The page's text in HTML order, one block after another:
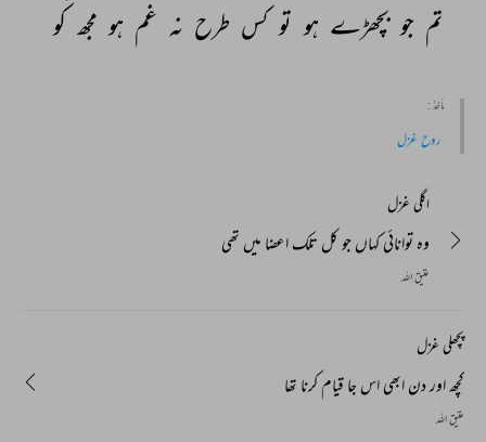
تم جو بچھڑے ہو تو کس طرح نہ غم ہو مجھ کو
مأخذ :
روح غزل
اگلی غزل
وہ توانائی کہاں جو کل تلک اعضا میں تھی
عتیق اللہ
پچھلی غزل
کچھ اور دن ابھی اس جا قیام کرنا تھا
عتیق اللہ